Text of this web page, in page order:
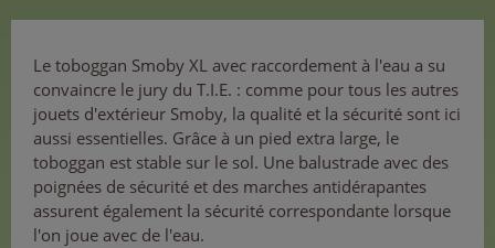
Le toboggan Smoby XL avec raccordement à l'eau a su
convaincre le jury du T.I.E. : comme pour tous les autres
jouets d'extérieur Smoby, la qualité et la sécurité sont ici
aussi essentielles. Grâce à un pied extra large, le
toboggan est stable sur le sol. Une balustrade avec des
poignées de sécurité et des marches antidérapantes
assurent également la sécurité correspondante lorsque
l'on joue avec de l'eau.